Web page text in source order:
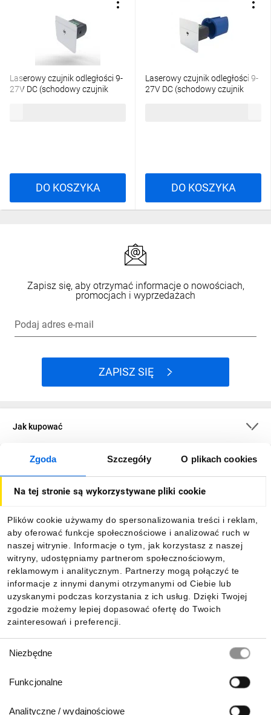
Zgoda Szczegóły O plikach cookies
Na tej stronie są wykorzystywane pliki cookie
Plików cookie używamy do spersonalizowania treści i reklam,
aby oferować funkcje społecznościowe i analizować ruch w
naszej witrynie. Informacje o tym, jak korzystasz z naszej
witryny, udostępniamy partnerom społecznościowym,
reklamowym i analitycznym. Partnerzy mogą połączyć te
informacje z innymi danymi otrzymanymi od Ciebie lub
uzyskanymi podczas korzystania z ich usług. Dzięki Twojej
zgodzie możemy lepiej dopasować ofertę do Twoich
zainteresowań i preferencji.
zgody
Niezbędne
Funkcjonalne
Analityczne / wydajnościowe
Laserowy czujnik odległości 9-
27V DC (schodowy czujnik
DO KOSZYKA
Laserowy czujnik odległości 9-
27V DC (schodowy czujnik
DO KOSZYKA
Zapisz się, aby otrzymać informacje o nowościach,
promocjach i wyprzedażach
Podaj adres e-mail
ZAPISZ SIĘ
Jak kupować
O firmie
Informacje
Pobierz naszą aplikację mobilną: